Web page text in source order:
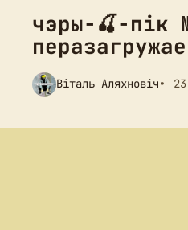
чэры-🍒-пік
Віталь Аляхновіч